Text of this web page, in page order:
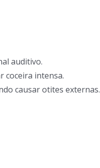
auditivo.
coceira intensa.
causar otites externas.